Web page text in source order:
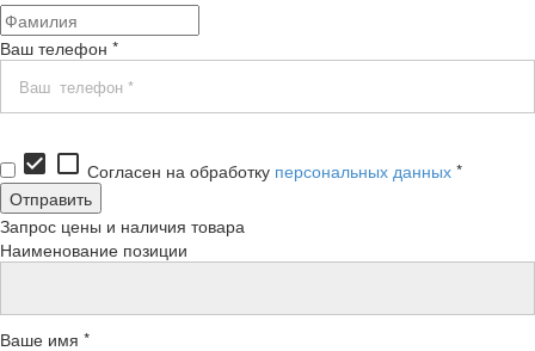
Ваш телефон *
check_box check_box_outline_blank Согласен на обработку персональных данных *
Запрос цены и наличия товара
Наименование позиции
Ваше имя *